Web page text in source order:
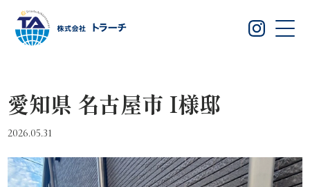
愛知県 名古屋市 I様邸
2026.05.31